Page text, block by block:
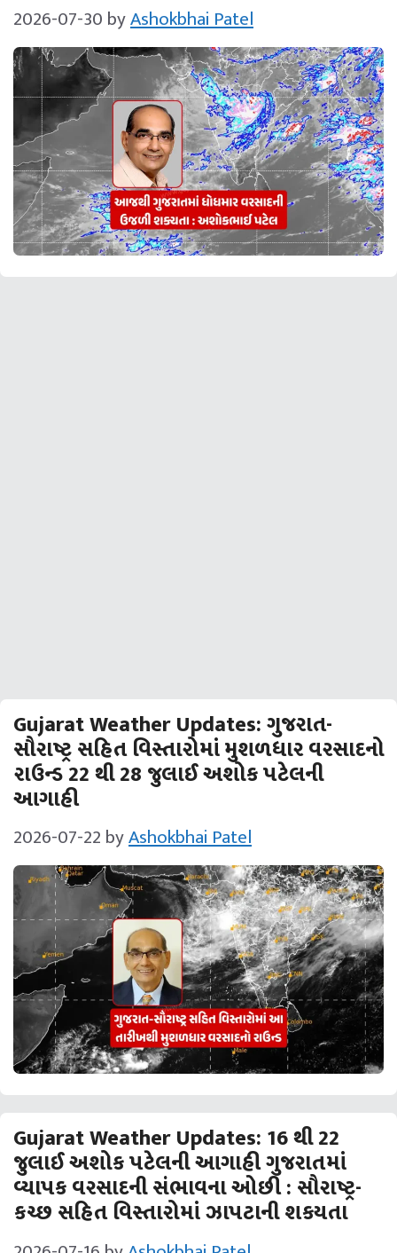
2026-07-30 byAshokbhai Patel
Gujarat Weather Updates: ગુજરાત-
સૌરાષ્‍ટ્ર સહિત વિસ્‍તારોમાં મુશળધાર વરસાદનો
રાઉન્‍ડ 22 થી 28 જુલાઈ અશોક પટેલની
આગાહી
2026-07-22 byAshokbhai Patel
Gujarat Weather Updates: 16 થી 22
જુલાઈ અશોક પટેલની આગાહી ગુજરાતમાં
વ્‍યાપક વરસાદની સંભાવના ઓછી : સૌરાષ્‍ટ્ર-
કચ્‍છ સહિત વિસ્‍તારોમાં ઝાપટાની શકયતા